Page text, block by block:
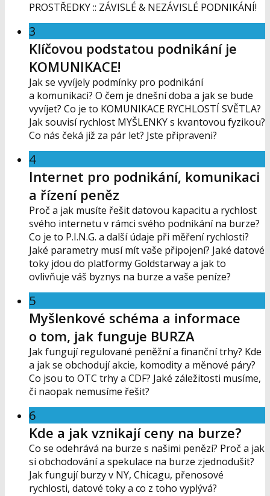
PROSTŘEDKY :: ZÁVISLÉ & NEZÁVISLÉ PODNIKÁNÍ!
3
Klíčovou podstatou podnikání je
KOMUNIKACE!
Jak se vyvíjely podmínky pro podnikání
a komunikaci? O čem je dnešní doba a jak se bude
vyvíjet? Co je to KOMUNIKACE RYCHLOSTÍ SVĚTLA?
Jak souvisí rychlost MYŠLENKY s kvantovou fyzikou?
Co nás čeká již za pár let? Jste připraveni?
4
Internet pro podnikání, komunikaci
a řízení peněz
Proč a jak musíte řešit datovou kapacitu a rychlost
svého internetu v rámci svého podnikání na burze?
Co je to P.I.N.G. a další údaje při měření rychlosti?
Jaké parametry musí mít vaše připojení? Jaké datové
toky jdou do platformy Goldstarway a jak to
ovlivňuje váš byznys na burze a vaše peníze?
5
Myšlenkové schéma a informace
o tom, jak funguje BURZA
Jak fungují regulované peněžní a finanční trhy? Kde
a jak se obchodují akcie, komodity a měnové páry?
Co jsou to OTC trhy a CDF? Jaké záležitosti musíme,
či naopak nemusíme řešit?
6
Kde a jak vznikají ceny na burze?
Co se odehrává na burze s našimi penězi? Proč a jak
si obchodování a spekulace na burze zjednodušit?
Jak fungují burzy v NY, Chicagu, přenosové
rychlosti, datové toky a co z toho vyplývá?